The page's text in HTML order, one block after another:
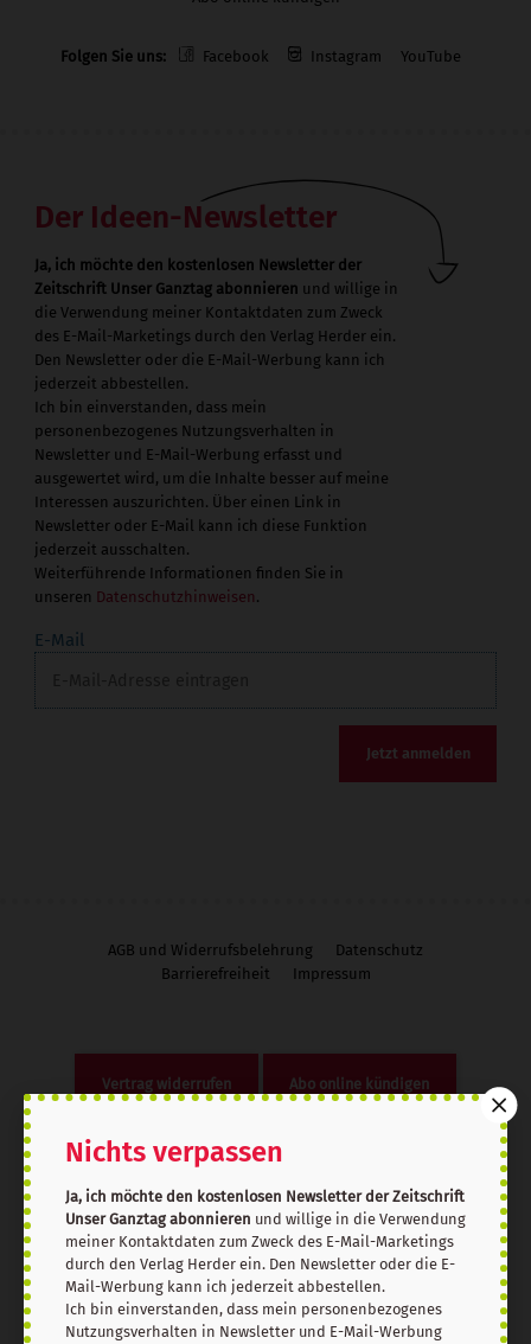
Folgen Sie uns: Facebook Instagram YouTube
Der Ideen-Newsletter
Ja, ich möchte den kostenlosen Newsletter der
Zeitschrift Unser Ganztag abonnieren und willige in
die Verwendung meiner Kontaktdaten zum Zweck
des E-Mail-Marketings durch den Verlag Herder ein.
Den Newsletter oder die E-Mail-Werbung kann ich
jederzeit abbestellen.
Ich bin einverstanden, dass mein
personenbezogenes Nutzungsverhalten in
Newsletter und E-Mail-Werbung erfasst und
ausgewertet wird, um die Inhalte besser auf meine
Interessen auszurichten. Über einen Link in
Newsletter oder E-Mail kann ich diese Funktion
jederzeit ausschalten.
Weiterführende Informationen finden Sie in
unseren Datenschutzhinweisen .
E-Mail
Jetzt anmelden
AGB und Widerrufsbelehrung
Datenschutz
Barrierefreiheit
Impressum
Vertrag widerrufen Abo online kündigen
Nichts verpassen
Ja, ich möchte den kostenlosen Newsletter der Zeitschrift
Unser Ganztag abonnieren und willige in die Verwendung
meiner Kontaktdaten zum Zweck des E-Mail-Marketings
durch den Verlag Herder ein. Den Newsletter oder die E-
Mail-Werbung kann ich jederzeit abbestellen.
Ich bin einverstanden, dass mein personenbezogenes
Nutzungsverhalten in Newsletter und E-Mail-Werbung